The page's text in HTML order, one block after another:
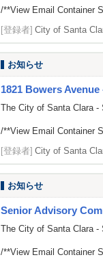
/**View Email Container
[登録者] City of Santa
お知らせ
1821 Bowers
The City of Santa Clara -
/**View Email Container
[登録者] City of Santa
お知らせ
Senior Advisory
The City of Santa Clara -
/**View Email Container